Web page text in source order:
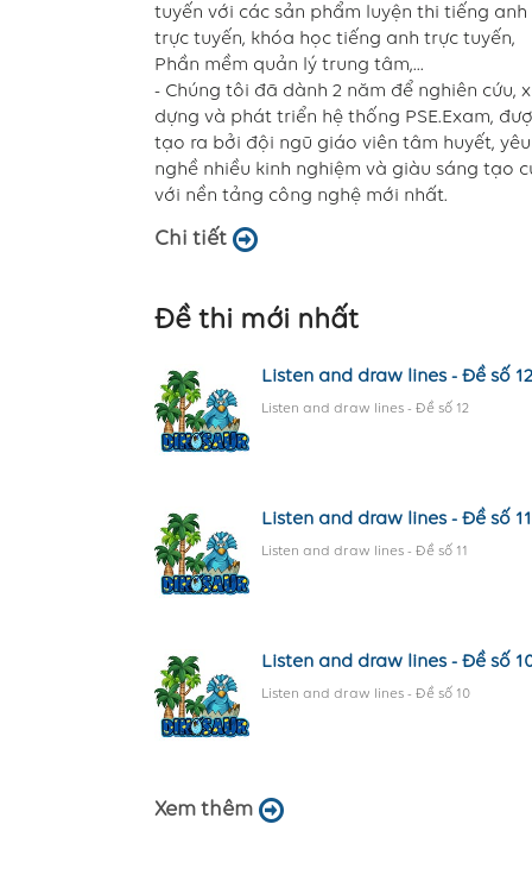
tuyến với các sản phẩm luyện thi tiếng anh
trực tuyến, khóa học tiếng anh trực tuyến,
Phần mềm quản lý trung tâm,...
- Chúng tôi đã dành 2 năm để nghiên cứu,
dựng và phát triển hệ thống PSE.Exam,
tạo ra bởi đội ngũ giáo viên tâm huyết, yêu
nghề nhiều kinh nghiệm và giàu sáng tạo
với nền tảng công nghệ mới nhất.
Chi tiết
Đề thi mới nhất
Listen and draw lines - Đề số 12
Listen and draw lines - Đề số 12
Listen and draw lines - Đề số 11
Listen and draw lines - Đề số 11
Listen and draw lines - Đề số
Listen and draw lines - Đề số 10
Xem thêm